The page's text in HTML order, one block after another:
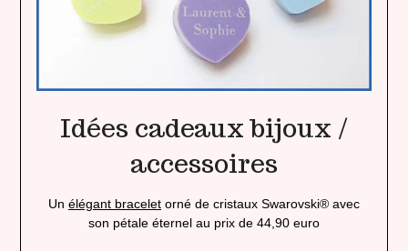
Idées cadeaux bijoux /
accessoires
Un élégant bracelet orné de cristaux Swarovski® avec
son pétale éternel au prix de 44,90 euro